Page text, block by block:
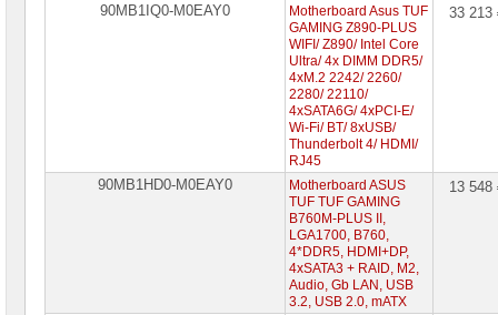
90MB1IQ0-M0EAY0
Motherboard Asus TUF
GAMING Z890-PLUS
WIFI/ Z890/ Intel Core
Ultra/ 4x DIMM DDR5/
4xM.2 2242/ 2260/
2280/ 22110/
4xSATA6G/ 4xPCI-E/
Wi-Fi/ BT/ 8xUSB/
Thunderbolt 4/ HDMI/
RJ45
33
90MB1HD0-M0EAY0
Motherboard ASUS
TUF TUF GAMING
B760M-PLUS II,
LGA1700, B760,
4*DDR5, HDMI+DP,
4xSATA3 + RAID, M2,
Audio, Gb LAN, USB
3.2, USB 2.0, mATX
13